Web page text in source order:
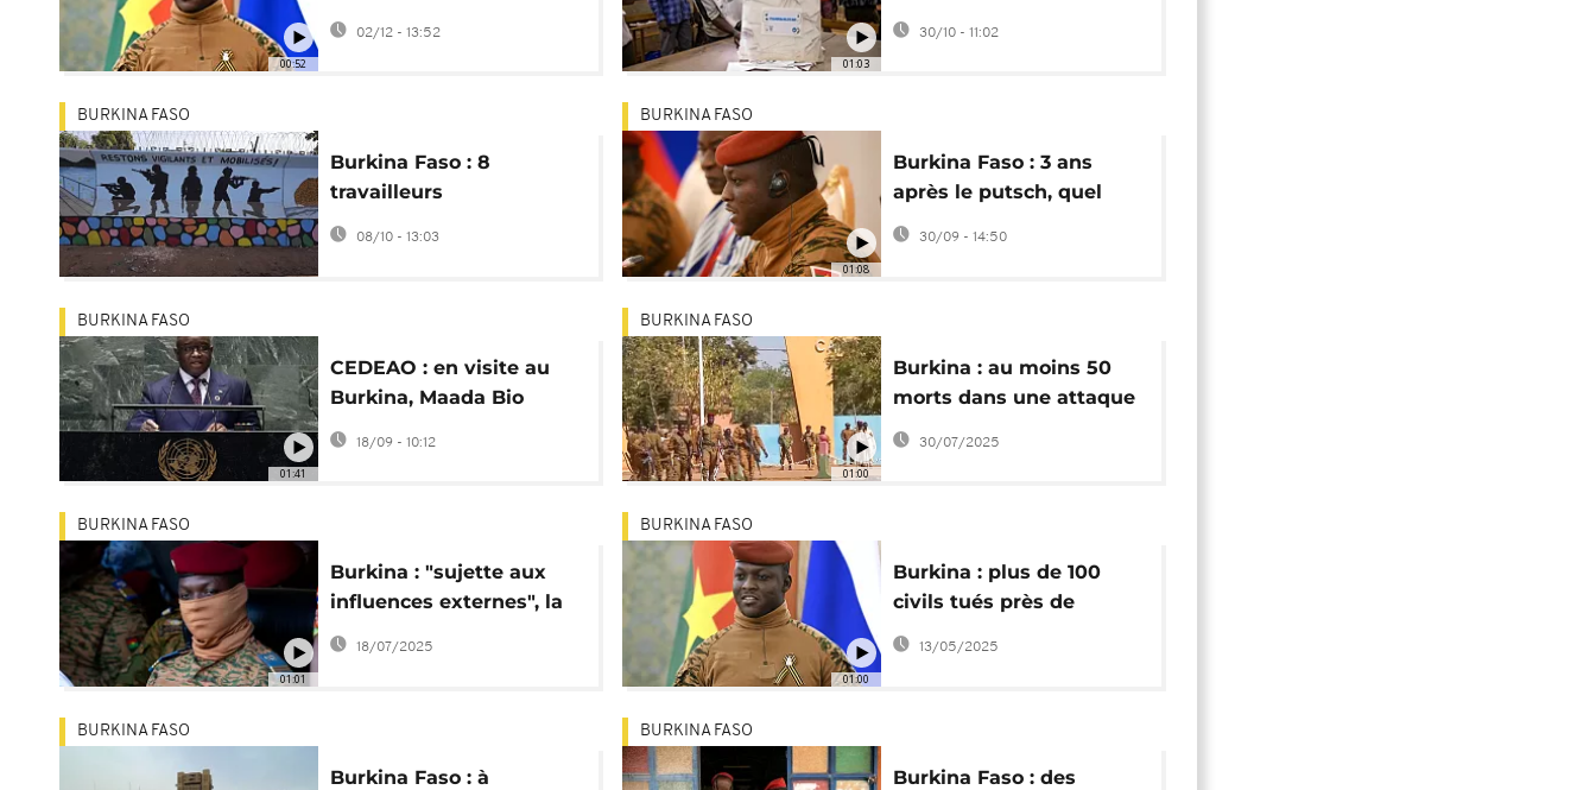
00:52
biométrique de l’AES
02/12 - 13:52
01:03
la dissolution de la CENI
30/10 - 11:02
BURKINA FASO
Burkina Faso : 8
travailleurs
humanitaires arrêtés
pour "espionnage"
08/10 - 13:03
01:08
BURKINA FASO
Burkina Faso : 3 ans
après le putsch, quel
bilan pour Ibrahim
Traoré ?
30/09 - 14:50
01:41
BURKINA FASO
CEDEAO : en visite au
Burkina, Maada Bio
entame le dialogue
avec l'AES
18/09 - 10:12
01:00
BURKINA FASO
Burkina : au moins 50
morts dans une attaque
contre une base
militaire
30/07/2025
01:01
BURKINA FASO
Burkina : "sujette aux
influences externes", la
CENI va disparaître
18/07/2025
01:00
BURKINA FASO
Burkina : plus de 100
civils tués près de
Solenzo en mars, selon
13/05/2025
BURKINA FASO
Burkina Faso : à
BURKINA FASO
Burkina Faso : des